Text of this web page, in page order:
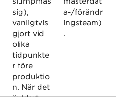
sig),
vanligtvis
gjort vid
olika
tidpunkte
r före
produktio
n. När det
är klart,
a-/förändr
ingsteam)
.